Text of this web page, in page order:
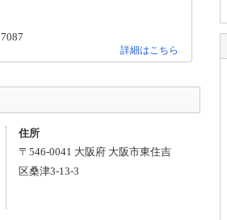
詳細はこちら
住所
〒 546-0041 大阪府 大阪市東住吉
区桑津3-13-3